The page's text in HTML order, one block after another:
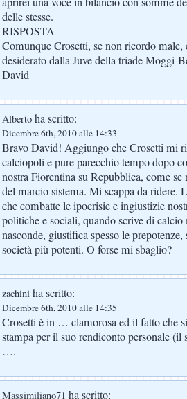
delle stesse.
RISPOSTA
Comunque Crosetti, se non ricordo male,
desiderato dalla Juve della triade Moggi-
David
Alberto ha scritto:
Dicembre 6th, 2010 alle 14:33
Bravo David! Aggiungo che Crosetti mi
calciopoli e pure parecchio tempo dopo
nostra Fiorentina su Repubblica, come
del marcio sistema. Mi scappa da ridere.
che combatte le ipocrisie e ingiustizie
politiche e sociali, quando scrive di
nasconde, giustifica spesso le
società più potenti. O forse mi sbaglio?
zachini ha scritto:
Dicembre 6th, 2010 alle 14:35
Crosetti è in … clamorosa ed il fatto che
stampa per il suo rendiconto personale
….
Massimiliano71 ha scritto: